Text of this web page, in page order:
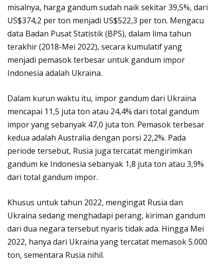
misalnya, harga gandum sudah naik sekitar 39,5%, dari
US$374,2 per ton menjadi US$522,3 per ton. Mengacu
data Badan Pusat Statistik (BPS), dalam lima tahun
terakhir (2018-Mei 2022), secara kumulatif yang
menjadi pemasok terbesar untuk gandum impor
Indonesia adalah Ukraina.
Dalam kurun waktu itu, impor gandum dari Ukraina
mencapai 11,5 juta ton atau 24,4% dari total gandum
impor yang sebanyak 47,0 juta ton. Pemasok terbesar
kedua adalah Australia dengan porsi 22,2%. Pada
periode tersebut, Rusia juga tercatat mengirimkan
gandum ke Indonesia sebanyak 1,8 juta ton atau 3,9%
dari total gandum impor.
Khusus untuk tahun 2022, mengingat Rusia dan
Ukraina sedang menghadapi perang, kiriman gandum
dari dua negara tersebut nyaris tidak ada. Hingga Mei
2022, hanya dari Ukraina yang tercatat memasok 5.000
ton, sementara Rusia nihil.